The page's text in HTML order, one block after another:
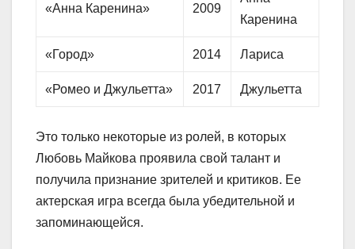
«Анна Каренина» 2009
Каренина
«Город» 2014 Лариса
«Ромео и Джульетта» 2017 Джульетта
Это только некоторые из ролей, в которых
Любовь Майкова проявила свой талант и
получила признание зрителей и критиков. Ее
актерская игра всегда была убедительной и
запоминающейся.